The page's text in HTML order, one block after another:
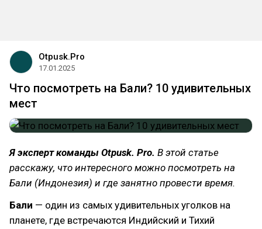
Otpusk.Pro
17.01.2025
Что посмотреть на Бали? 10 удивительных
мест
Я эксперт команды Otpusk. Pro. В этой статье
расскажу, что интересного можно посмотреть на
Бали (Индонезия) и где занятно провести время.
Бали — один из самых удивительных уголков на
планете, где встречаются Индийский и Тихий